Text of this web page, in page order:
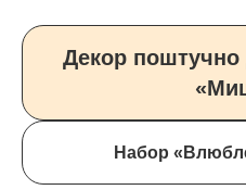
Декор
Набор